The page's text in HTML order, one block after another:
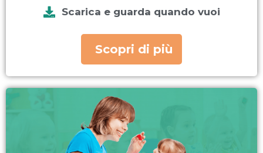
Scarica e guarda quando vuoi
Scopri di più